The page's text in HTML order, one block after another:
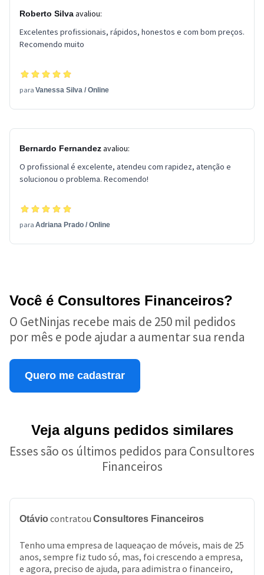
Roberto Silvaavaliou:
Excelentes profissionais, rápidos, honestos e com bom preços.
Recomendo muito
para Vanessa Silva / Online
Bernardo Fernandezavaliou:
O profissional é excelente, atendeu com rapidez, atenção e
solucionou o problema. Recomendo!
para Adriana Prado / Online
Você é Consultores Financeiros?
O GetNinjas recebe mais de 250 mil pedidos
por mês e pode ajudar a aumentar sua renda
Quero me cadastrar
Veja alguns pedidos similares
Esses são os últimos pedidos para Consultores
Financeiros
Otávio contratou Consultores Financeiros
Tenho uma empresa de laqueaçao de móveis, mais de 25
anos, sempre fiz tudo só, mas, foi crescendo a empresa,
e agora, preciso de ajuda, para adimistra o financeiro,